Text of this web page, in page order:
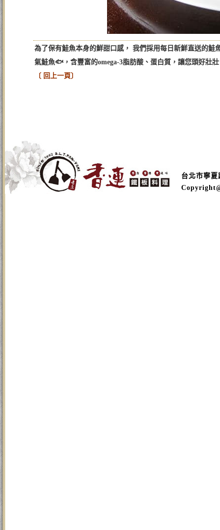
為了保有鮭魚本身的鮮甜口感， 我們採用每日新鮮直送的
氣鮭魚🐟，含豐富的omega-3脂肪酸、蛋白質，讓您頭好壯
〔 回上一頁〕
台北市寧